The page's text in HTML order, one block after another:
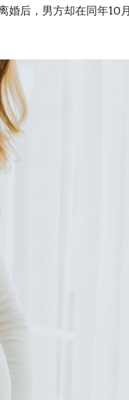
后，男方却在同年10